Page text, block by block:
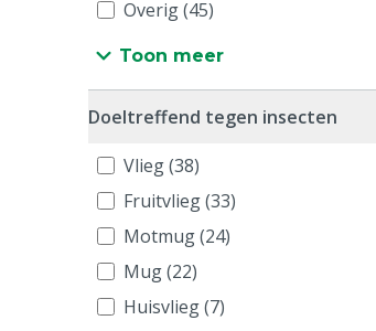
Overig (45)
Toon meer
Doeltreffend tegen insecten
Vlieg (38)
Fruitvlieg (33)
Motmug (24)
Mug (22)
Huisvlieg (7)